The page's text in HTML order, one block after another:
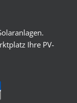
Ihre PV-